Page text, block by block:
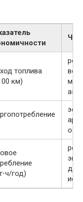
Что
топлива
км)
год)